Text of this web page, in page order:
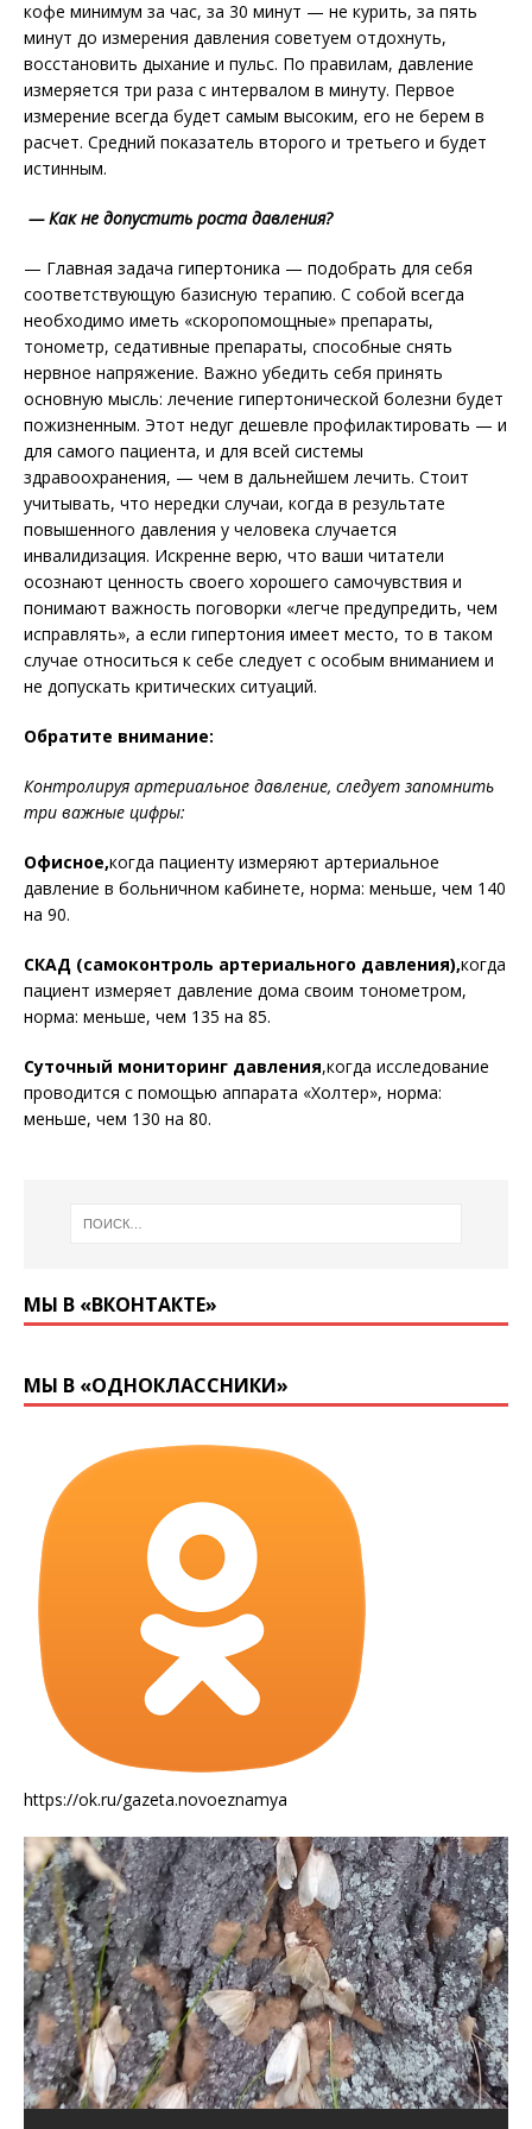
кофе минимум за час, за 30 минут — не курить, за пять
минут до измерения давления советуем отдохнуть,
восстановить дыхание и пульс. По правилам, давление
измеряется три раза с интервалом в минуту. Первое
измерение всегда будет самым высоким, его не берем в
расчет. Средний показатель второго и третьего и будет
истинным.
— Как не допустить роста давления?
— Главная задача гипертоника — подобрать для себя
соответствующую базисную терапию. С собой всегда
необходимо иметь «скоропомощные» препараты,
тонометр, седативные препараты, способные снять
нервное напряжение. Важно убедить себя принять
основную мысль: лечение гипертонической болезни будет
пожизненным. Этот недуг дешевле профилактировать — и
для самого пациента, и для всей системы
здравоохранения, — чем в дальнейшем лечить. Стоит
учитывать, что нередки случаи, когда в результате
повышенного давления у человека случается
инвалидизация. Искренне верю, что ваши читатели
осознают ценность своего хорошего самочувствия и
понимают важность поговорки «легче предупредить, чем
исправлять», а если гипертония имеет место, то в таком
случае относиться к себе следует с особым вниманием и
не допускать критических ситуаций.
Обратите внимание:
Контролируя артериальное давление, следует запомнить
три важные цифры:
Офисное,когда пациенту измеряют артериальное
давление в больничном кабинете, норма: меньше, чем 140
на 90.
СКАД (самоконтроль артериального давления),когда
пациент измеряет давление дома своим тонометром,
норма: меньше, чем 135 на 85.
Суточный мониторинг давления,когда исследование
проводится с помощью аппарата «Холтер», норма:
меньше, чем 130 на 80.
МЫ В «ВКОНТАКТЕ»
МЫ В «ОДНОКЛАССНИКИ»
https://ok.ru/gazeta.novoeznamya